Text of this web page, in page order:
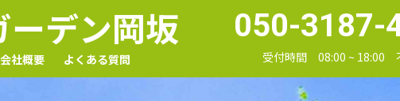
デン岡坂
会社概要 よくある質問
050-3187-
受付時間 08:00 ~ 18:00